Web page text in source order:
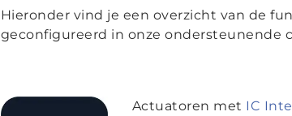
Hieronder vind je een overzicht van de
geconfigureerd in onze ondersteunende
Actuatoren met IC